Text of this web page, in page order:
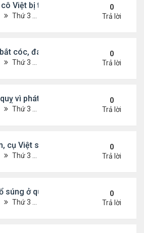
cô Việt bị tịch thu hơn $291,000 tiền
Thứ 3 Tháng 4 21, 2026 6:43 pm
0
Trả lời
cóc, đánh đập khi đi gửi tiền ngân
Thứ 3 Tháng 4 21, 2026 6:22 pm
0
Trả lời
vì phát hiện chồng có bồ và con
Thứ 3 Tháng 4 21, 2026 6:17 pm
0
Trả lời
cụ Việt sát hại vợ trẻ
Thứ 3 Tháng 4 21, 2026 6:10 pm
0
Trả lời
súng ở quán ăn ,một người phụ nữ
Thứ 3 Tháng 4 21, 2026 6:00 pm
0
Trả lời